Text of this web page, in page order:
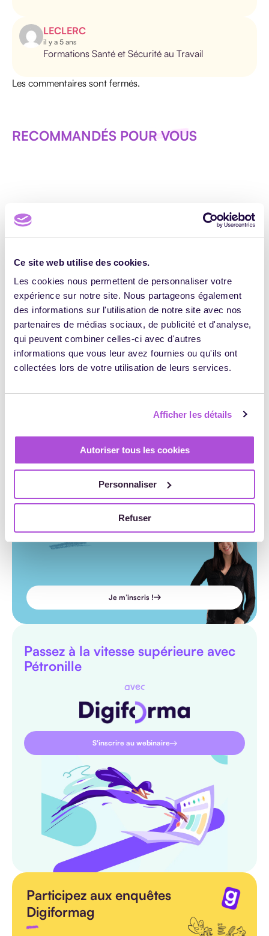
Ce site web utilise des cookies.
Les cookies nous permettent de personnaliser votre
expérience sur notre site. Nous partageons également
des informations sur l'utilisation de notre site avec nos
partenaires de médias sociaux, de publicité et d'analyse,
qui peuvent combiner celles-ci avec d'autres
informations que vous leur avez fournies ou qu'ils ont
collectées lors de votre utilisation de leurs services.
Afficher les détails
Autoriser tous les cookies
Personnaliser
Refuser
LECLERC
il y a 5 ans
Formations Santé et Sécurité au Travail
Les commentaires sont fermés.
RECOMMANDÉS POUR VOUS
Abonnez-vous à notre newsletter !
Adresse e-mail
Accepter la politique de confidentialité
Rejoignez la plus grande
communauté OF de France
Je m’inscris !
Passez à la vitesse supérieure avec
Pétronille
avec
S'inscrire au webinaire
Participez aux enquêtes
Digiformag